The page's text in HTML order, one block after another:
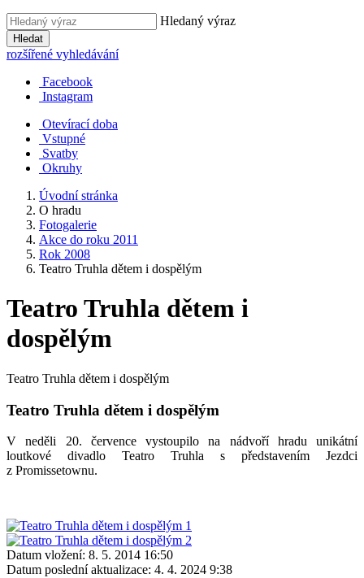
Hledaný výraz
Hledat
rozšířené vyhledávání
Facebook
Instagram
Otevírací doba
Vstupné
Svatby
Okruhy
Úvodní stránka
O hradu
Fotogalerie
Akce do roku 2011
Rok 2008
Teatro Truhla dětem i dospělým
Teatro Truhla dětem i
dospělým
Teatro Truhla dětem i dospělým
Teatro Truhla dětem i dospělým
V neděli 20. července vystoupilo na nádvoří hradu unikátní
loutkové divadlo Teatro Truhla s představením Jezdci
z Promissetownu.
Datum vložení: 8. 5. 2014 16:50
Datum poslední aktualizace: 4. 4. 2024 9:38